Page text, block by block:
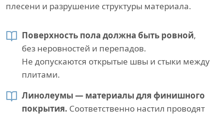
плесени и разрушение структуры материала.
Поверхность пола должна быть ровной,
без неровностей и перепадов.
Не допускаются открытые швы и стыки между
плитами.
Линолеумы — материалы для финишного
покрытия. Соответственно настил проводят